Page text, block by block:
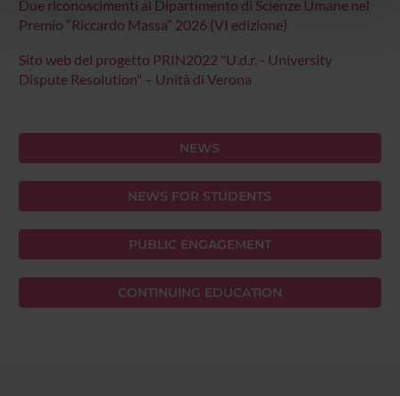
pubblicità e social media, i quali potrebbero combinarle
raccolto dal tuo utilizzo dei loro servizi.
Due riconoscimenti al Dipartimento di Scienze Umane nel
Premio “Riccardo Massa” 2026 (VI edizione)
Sito web del progetto PRIN2022 "U.d.r. - University
Dispute Resolution" – Unità di Verona
NEWS
NEWS FOR STUDENTS
PUBLIC ENGAGEMENT
CONTINUING EDUCATION